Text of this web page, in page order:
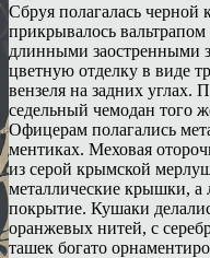
Сбруя полагалась черной
прикрывалось
длинными заостренными
цветную отделку в виде
вензеля на задних углах.
седельный чемодан того
Офицерам полагались
ментиках. Меховая
из серой крымской
металлические крышки, а
покрытие. Кушаки
оранжевых нитей, с
ташек богато